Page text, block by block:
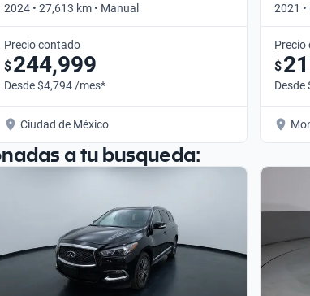
2024 • 27,613 km • Manual
Precio contado
$244,999
Desde $4,794 /mes*
Ciudad de México
2021
Precio
$
Desde
a tu busqueda: